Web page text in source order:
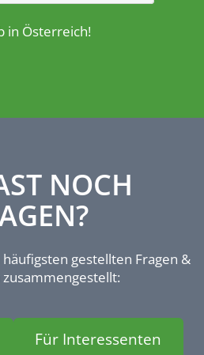
in Österreich!
NOCH
gestellten Fragen &
Für Interessenten